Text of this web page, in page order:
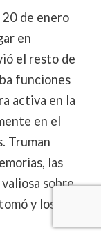
de enero
en
el resto de
funciones
activa en la
en el
Truman
las
sobre
y los